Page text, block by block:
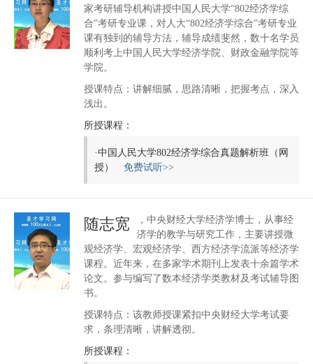
家考研辅导机构讲授中国人民大学“802经济学综
合”考研专业课，对人大“802经济学综合”考研专业
课有独到的辅导方法，辅导成绩斐然，数十名学员
顺利考上中国人民大学经济学院、财政金融学院等
学院。
授课特点：讲解细腻，思路清晰，把握考点，深入
浅出。
所授课程：
·中国人民大学802经济学综合真题解析班（网
授） 免费试听>>
随志宽
，中央财经大学经济学博士，从事经
济学的教学与研究工作，主要讲授微
观经济学、宏观经济学、西方经济学流派等经济学
课程。近年来，在多家学术期刊上发表十余篇学术
论文。参与编写了数本经济学类教材及考试辅导图
书。
授课特点：该教师授课紧扣中央财经大学考试要
求，条理清晰，讲解透彻。
所授课程：